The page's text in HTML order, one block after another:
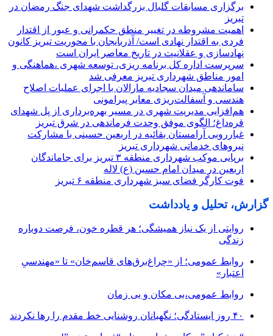
برگزاری مسابقات گلبال بزرگداشت شهدای جنگ رمضان در
تبریز
اهمیت مشروطه در تغییر منطق حکمرانی و عبور از اقتدار
فردی به اقتدار نهادی است/ آذربایجان با محوریت تبریز کانون
نهادسازی و عقلانیت در تاریخ معاصر ایران است
سرپرست اداره کل برنامه ریزی، توسعه شهری ،هماهنگی و
امور مناطق شهرداری تبریز معرفی شد
ساماندهی میدان سجادیه مارالان با اجرای عملیات اصلاح
هندسی و آسفالت‌ریزی معابر پیرامونی
هم‌افزایی مدیریت شهری در مسیر بهره‌برداری از پل شهدای
قره‌داغ؛ الگوی موفق وحدت فرماندهی در شرق تبریز
غبارروبی آرامستان بقائیه در اربعین حسینی با مشارکت
نیروهای خدماتی شهرداری تبریز
برپایی موکب شهرداری منطقه ۳ تبریز برای جاماندگان
اربعین در میدان امام حسین (ع) لاله
فوت کارگر فضای سبز شهرداری منطقه ۶ تبریز
گزارش، تحلیل و یادداشت
روایتی از یک نیاز همیشگی؛ هر قطره خون، فرصت دوباره
زندگی
روابط عمومی؛ از «چراغ‌برق‌های قاسم‌خان» تا «مهندسیِ
اعتبار»
روابط عمومی،بی مکان و بی زمان
۴۰ روز ایستادگی؛ نگهبانان روشنایی خط مقدم را رها نکردند